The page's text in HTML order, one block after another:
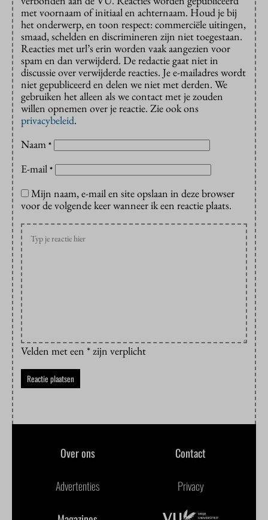
met voornaam of initiaal en achternaam. Houd je bij
het onderwerp, en toon respect: commerciële uitingen,
smaad, schelden en discrimineren zijn niet toegestaan.
Reacties met url’s erin worden vaak aangezien voor
spam en dan verwijderd. De redactie gaat niet in
discussie over verwijderde reacties. Je e-mailadres wordt
niet gepubliceerd en delen we niet met derden. We
gebruiken het alleen als we contact met je zouden
willen opnemen over je reactie. Zie ook ons
privacybeleid.
Naam *
E-mail *
Mijn naam, e-mail en site opslaan in deze browser
voor de volgende keer wanneer ik een reactie plaats.
Velden met een * zijn verplicht
Over ons Contact
Advertenties Privacy